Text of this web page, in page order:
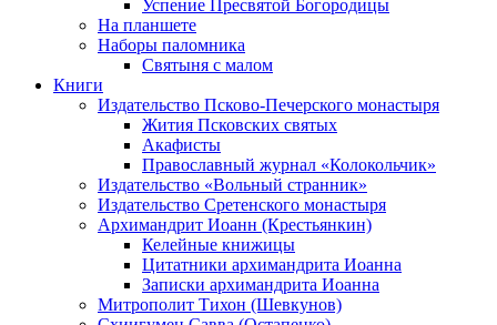
Успение Пресвятой Богородицы
На планшете
Наборы паломника
Святыня с малом
Книги
Издательство Псково-Печерского монастыря
Жития Псковских святых
Акафисты
Православный журнал «Колокольчик»
Издательство «Вольный странник»
Издательство Сретенского монастыря
Архимандрит Иоанн (Крестьянкин)
Келейные книжицы
Цитатники архимандрита Иоанна
Записки архимандрита Иоанна
Митрополит Тихон (Шевкунов)